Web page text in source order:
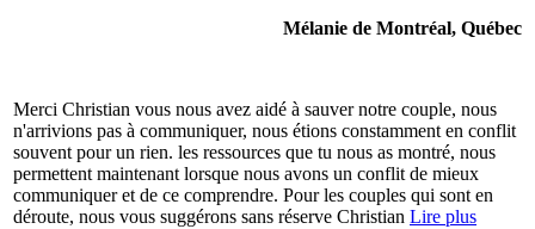
Mélanie de Montréal, Québec
Merci Christian vous nous avez aidé à sauver notre couple, nous
n'arrivions pas à communiquer, nous étions constamment en conflit
souvent pour un rien. les ressources que tu nous as montré, nous
permettent maintenant lorsque nous avons un conflit de mieux
communiquer et de ce comprendre. Pour les couples qui sont en
déroute, nous vous suggérons sans réserve Christian Lire plus